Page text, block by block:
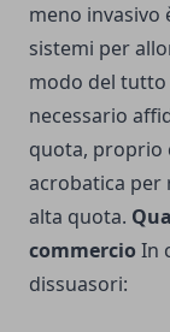
meno invasivo
sistemi per
modo del tutto
necessario
quota, proprio
acrobatica per
alta quota.
commercio In
dissuasori: